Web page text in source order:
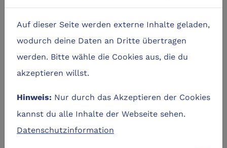
Auf dieser Seite werden externe Inhalte geladen,
wodurch deine Daten an Dritte übertragen
werden. Bitte wähle die Cookies aus, die du
akzeptieren willst.
Hinweis: Nur durch das Akzeptieren der Cookies
kannst du alle Inhalte der Webseite sehen.
Datenschutzinformation
Alle Filter zurücksetzten